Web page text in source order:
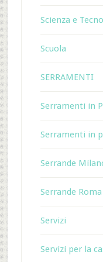
Scienza e
Scuola
SERRAMENTI
Serramenti in
Serramenti in
Serrande
Serrande Roma
Servizi
Servizi per la